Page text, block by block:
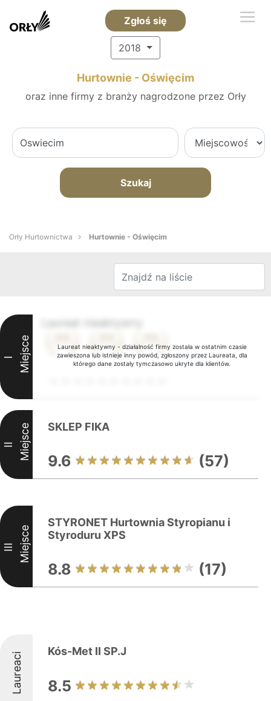
Zgłoś się
2018
Hurtownie - Oświęcim
oraz inne firmy z branży nagrodzone przez Orły
Szukaj
Orły Hurtownictwa Hurtownie - Oświęcim
Laureat nieaktywny - działalność firmy została w ostatnim czasie
zawieszona lub istnieje inny powód, zgłoszony przez Laureata, dla
którego dane zostały tymczasowo ukryte dla klientów.
I Miejsce
II Miejsce SKLEP FIKA
9.6 (57)
III Miejsce
STYRONET Hurtownia Styropianu i
Styroduru XPS
8.8 (17)
Laureaci Kós-Met II SP.J
8.5